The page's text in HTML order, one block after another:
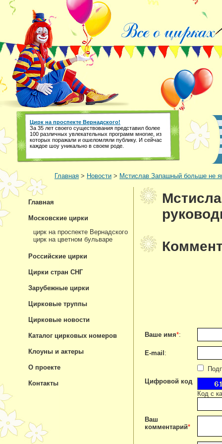
Цирк на проспекте Вернадского!
За 35 лет своего существования представил более
100 различных увлекательных программ многие, из
которых поражали и ошеломляли публику. И сейчас
каждое шоу уникально в своем роде.
Главная > Новости > Мстислав Запашный больше не
Ваше имя*:
E-mail :
Цифровой код
Код с
Ваш
комментарий*
Главная
Московские цирки
цирк на проспекте Вернадского
цирк на цветном бульваре
Российские цирки
Цирки стран СНГ
Зарубежные цирки
Цирковые труппы
Цирковые новости
Каталог цирковых номеров
Клоуны и актеры
О проекте
Контакты